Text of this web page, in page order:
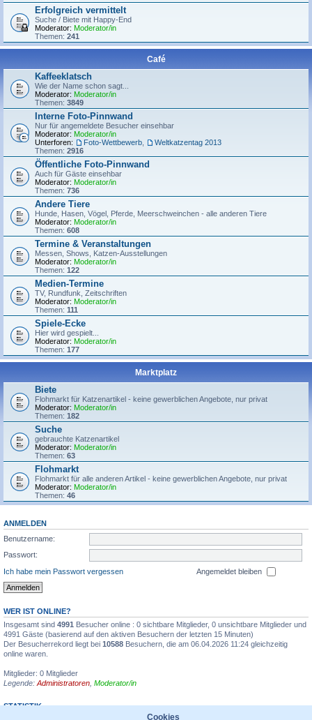
Erfolgreich vermittelt
Suche / Biete mit Happy-End
Moderator: Moderator/in
Themen: 241
Café
Kaffeeklatsch
Wie der Name schon sagt...
Moderator: Moderator/in
Themen: 3849
Interne Foto-Pinnwand
Nur für angemeldete Besucher einsehbar
Moderator: Moderator/in
Unterforen:
Foto-Wettbewerb
Weltkatzentag 2013
Themen: 2916
Öffentliche Foto-Pinnwand
Auch für Gäste einsehbar
Moderator: Moderator/in
Themen: 736
Andere Tiere
Hunde, Hasen, Vögel, Pferde, Meerschweinchen - alle anderen Tiere
Moderator: Moderator/in
Themen: 608
Termine & Veranstaltungen
Messen, Shows, Katzen-Ausstellungen
Moderator: Moderator/in
Themen: 122
Medien-Termine
TV, Rundfunk, Zeitschriften
Moderator: Moderator/in
Themen: 111
Spiele-Ecke
Hier wird gespielt...
Moderator: Moderator/in
Themen: 177
Marktplatz
Biete
Flohmarkt für Katzenartikel - keine gewerblichen Angebote, nur privat
Moderator: Moderator/in
Themen: 182
Suche
gebrauchte Katzenartikel
Moderator: Moderator/in
Themen: 63
Flohmarkt
Flohmarkt für alle anderen Artikel - keine gewerblichen Angebote, nur privat
Moderator: Moderator/in
Themen: 46
ANMELDEN
Benutzername:
Passwort:
Ich habe mein Passwort vergessen
Angemeldet bleiben
WER IST ONLINE?
Insgesamt sind 4991
Besucher online : 0 sichtbare Mitglieder, 0 unsichtbare Mitglieder und
4991 Gäste (basierend auf den aktiven Besuchern der letzten 15 Minuten)
Der Besucherrekord liegt bei 10588 Besuchern, die am 06.04.2026 11:24 gleichzeitig
online waren.
Mitglieder: 0 Mitglieder
Legende: Administratoren Moderator/in
STATISTIK
Cookies